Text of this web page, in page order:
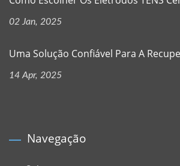
02 Jan, 2025
Uma Solução Confiável Para A
14 Apr, 2025
Navegação